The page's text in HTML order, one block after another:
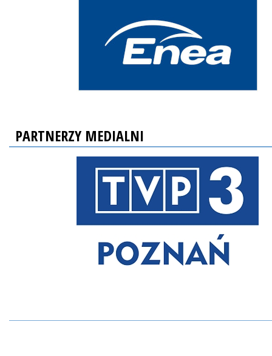
PARTNERZY MEDIALNI